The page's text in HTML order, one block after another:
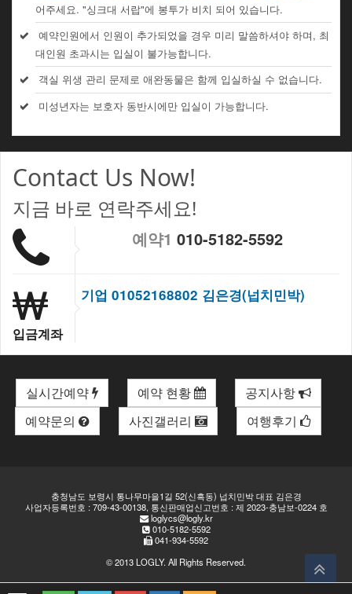
어주세요. "싱크대 서랍"에 봉투가 비치 되어 있습니다.
예약인원에서 인원이 추가되었을 경우 미리 말씀하셔야 하며, 최
대인원 초과시는 입실이 불가능합니다.
객실 위생 관리 문제로 애완동물은 함께 입실하실 수 없습니다.
미성년자는 보호자 동반시에만 입실이 가능합니다.
Contact Us Now!
지금 바로 연락주세요!
예약1 010-5182-5592
입금계좌
기업 01052168802 김은경(넙치민박)
실시간예약 예약 현황
공지사항
예약문의
사진갤러리 여행후기
충청남도 보령시 통나무마을1길 52(신흑동) 넙치민박 대표 김은경
사업자등록번호 : 709-43-00138, 통신판매업신고번호 : 제 2023-충남보-0224 호
loglycs@logly.kr
010-5182-5592
041-934-5592
© 2013 LOGLY. All Rights Reserved.